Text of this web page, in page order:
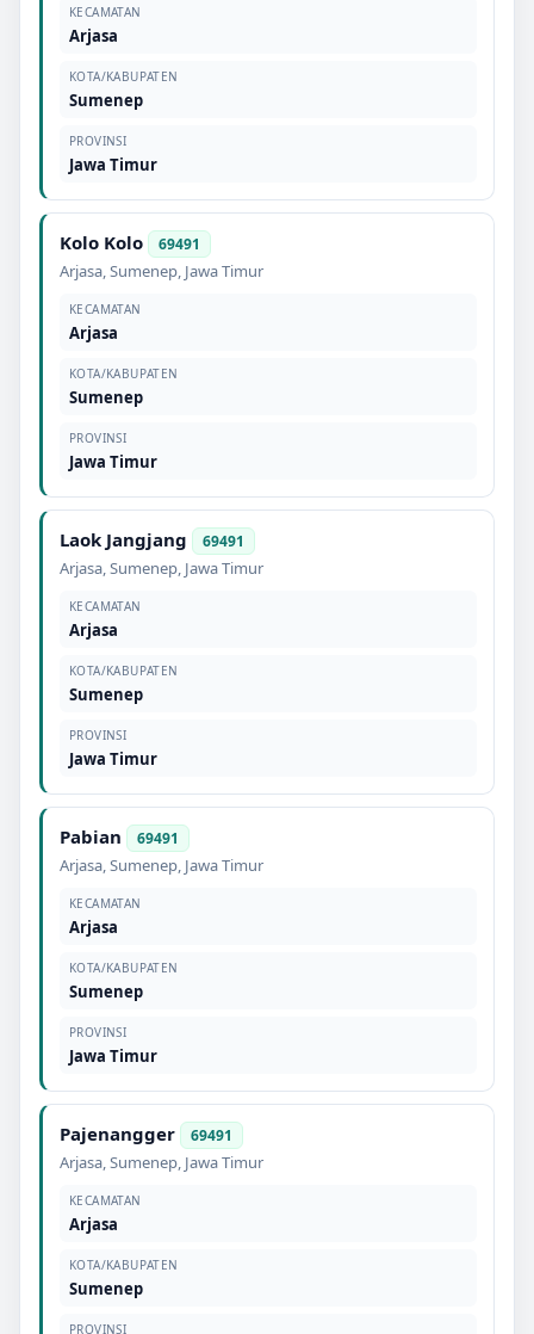
KECAMATAN
Arjasa
KOTA/KABUPATEN
Sumenep
PROVINSI
Jawa Timur
Kolo Kolo 69491
Arjasa,Sumenep, Jawa Timur
KECAMATAN
Arjasa
KOTA/KABUPATEN
Sumenep
PROVINSI
Jawa Timur
Laok Jangjang 69491
Arjasa,Sumenep, Jawa Timur
KECAMATAN
Arjasa
KOTA/KABUPATEN
Sumenep
PROVINSI
Jawa Timur
Pabian 69491
Arjasa,Sumenep, Jawa Timur
KECAMATAN
Arjasa
KOTA/KABUPATEN
Sumenep
PROVINSI
Jawa Timur
Pajenangger 69491
Arjasa,Sumenep, Jawa Timur
KECAMATAN
Arjasa
KOTA/KABUPATEN
Sumenep
PROVINSI